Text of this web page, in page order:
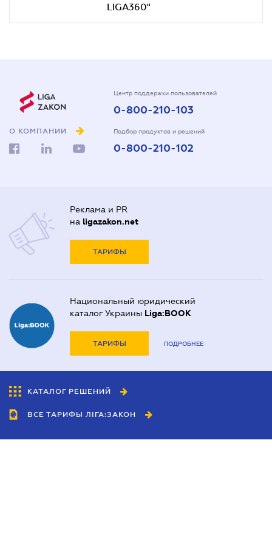
LIGA360"
О КОМПАНИИ
Центр поддержки пользователей
0-800-210-103
Подбор продуктов и решений
0-800-210-102
Реклама и PR
на ligazakon.net
ТАРИФЫ
Национальный юридический
каталог Украины Liga:BOOK
ТАРИФЫ ПОДРОБНЕЕ
КАТАЛОГ РЕШЕНИЙ
ВСЕ ТАРИФЫ ЛІГА:ЗАКОН